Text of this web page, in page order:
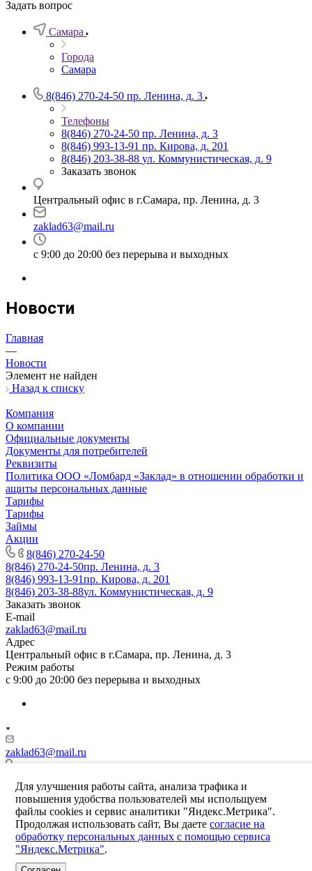
Задать вопрос
Самара
Города
Самара
8(846) 270-24-50 пр. Ленина, д. 3
Телефоны
8(846) 270-24-50 пр. Ленина, д. 3
8(846) 993-13-91 пр. Кирова, д. 201
8(846) 203-38-88 ул. Коммунистическая, д. 9
Заказать звонок
Центральный офис в г.Самара, пр. Ленина, д. 3
zaklad63@mail.ru
с 9:00 до 20:00 без перерыва и выходных
Новости
Главная
—
Новости
Элемент не найден
Назад к списку
Компания
О компании
Официальные документы
Документы для потребителей
Реквизиты
Политика ООО «Ломбард «Заклад» в отношении обработки и
ащиты персональных данные
Тарифы
Тарифы
Займы
Акции
8(846) 270-24-50
8(846) 270-24-50пр. Ленина, д. 3
8(846) 993-13-91пр. Кирова, д. 201
8(846) 203-38-88ул. Коммунистическая, д. 9
Заказать звонок
E-mail
zaklad63@mail.ru
Адрес
Центральный офис в г.Самара, пр. Ленина, д. 3
Режим работы
с 9:00 до 20:00 без перерыва и выходных
zaklad63@mail.ru
© 2026 Ломбард "Заклад"
Соглашение на обработку персональных данных
Информация на сайте не является публичной офертой
Для улучшения работы сайта, анализа трафика и
повышения удобства пользователей мы испольщуем
файлы cookies и сервис аналитики "Яндекс.Метрика".
Продолжая использовать сайт, Вы даетесогласие на
обработку персональных данных с помощью сервиса
"Яндекс.Метрика".